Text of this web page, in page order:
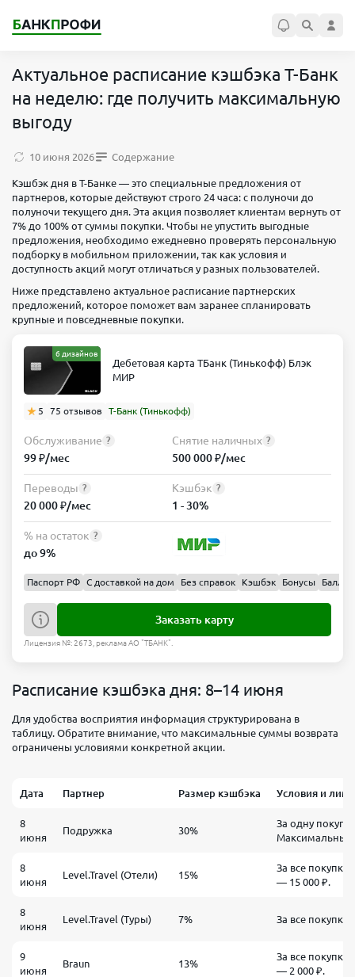
Актуальное расписание кэшбэка Т-Банк
на неделю: где получить максимальную
выгоду
10 июня 2026 Содержание
Кэшбэк дня в Т-Банке — это специальные предложения от
партнеров, которые действуют строго 24 часа: с полуночи до
полуночи текущего дня. Эта акция позволяет клиентам вернуть от
7% до 100% от суммы покупки. Чтобы не упустить выгодные
предложения, необходимо ежедневно проверять персональную
подборку в мобильном приложении, так как условия и
доступность акций могут отличаться у разных пользователей.
Ниже представлено актуальное расписание партнерских
предложений, которое поможет вам заранее спланировать
крупные и повседневные покупки.
6 дизайнов
Дебетовая карта ТБанк (Тинькофф) Блэк
МИР
5 75 отзывов Т-Банк (Тинькофф)
Обслуживание ?
99 ₽/мес
Снятие наличных ?
500 000 ₽/мес
Переводы ?
20 000 ₽/мес
Кэшбэк ?
1 - 30%
% на остаток ?
до 9%
Паспорт РФ С доставкой на дом Без справок Кэшбэк Бонусы Баллы
Заказать карту
Лицензия №: 2673, реклама АО "ТБАНК".
Расписание кэшбэка дня: 8–14 июня
Для удобства восприятия информация структурирована в
таблицу. Обратите внимание, что максимальные суммы возврата
ограничены условиями конкретной акции.
Дата Партнер Размер кэшбэка Условия и
8
июня
Подружка 30%
За одну
Максимальный
8
июня
Level.Travel (Отели) 15%
За все
— 15 000 ₽.
8
июня
Level.Travel (Туры) 7% За все покупки.
9
июня
Braun 13%
За все
— 2 000 ₽.